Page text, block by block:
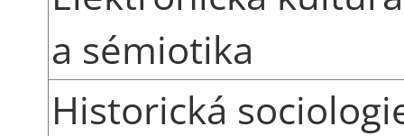
a sémiotika
Historická